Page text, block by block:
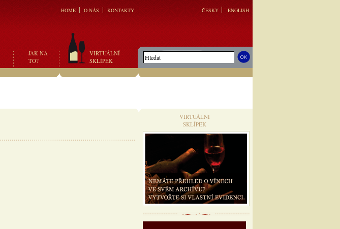
HOME O NÁS KONTAKTY ČESKY ENGLISH
JAK NA
TO?
VIRTUÁLNÍ
SKLÍPEK
VIRTUÁLNÍ
SKLÍPEK